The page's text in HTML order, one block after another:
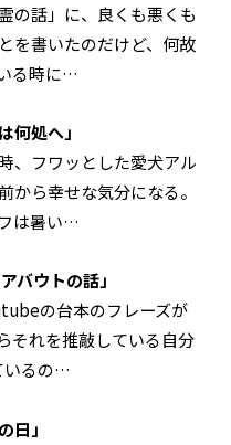
の話」に、良くも悪くも
を書いたのだけど、何故
る時に…
何処へ」
、フワッとした愛犬アル
から幸せな気分になる。
は暑い…
バウトの話」
の台本のフレーズが
それを推敲している自分
いるの…
日」